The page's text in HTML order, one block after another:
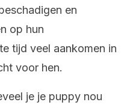
en
op hun
tijd veel aankomen in
voor hen.
je je puppy nou